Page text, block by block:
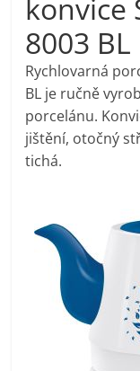
konvice
8003 BL
Rychlovarná
BL je ručně
porcelánu.
jištění, otočný
tichá.